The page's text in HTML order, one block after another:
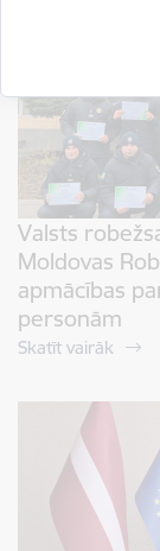
Valsts
Moldovas
apmācības
personām
Skatīt vairāk